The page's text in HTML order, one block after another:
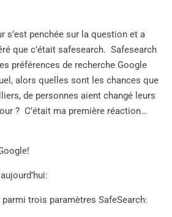
s’est penchée sur la question et a
que c’était safesearch. Safesearch
préférences de recherche Google
alors quelles sont les chances que
de personnes aient changé leurs
? C’était ma première réaction…
trois paramètres SafeSearch: